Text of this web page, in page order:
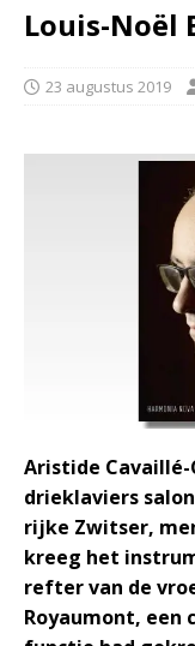
Louis-Noël
23 augustus 2019
Aristide Cavaillé-
drieklaviers
rijke Zwitser,
kreeg het
refter van de
Royaumont, een